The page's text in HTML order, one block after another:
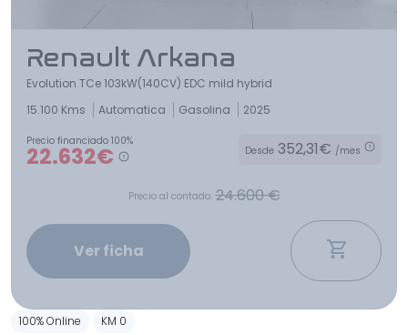
Renault Arkana
Evolution TCe 103kW(140CV) EDC mild hybrid
15.100 Kms
Automatica Gasolina 2025
Precio financiado 100%
22.632€ Desde 352,31€ /mes
Precio al contado: 24.600 €
Ver ficha
100% Online KM 0